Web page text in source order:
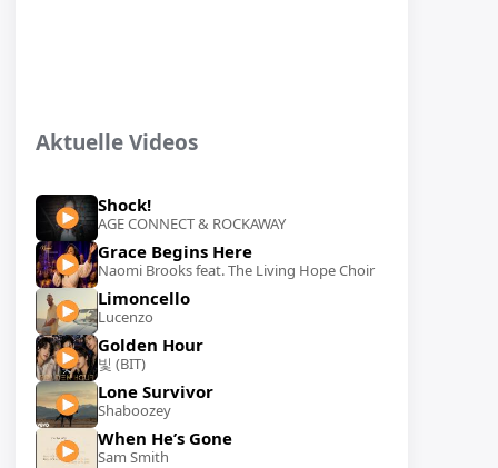
Aktuelle Videos
Shock!
AGE CONNECT & ROCKAWAY
Grace Begins Here
Naomi Brooks feat. The Living Hope Choir
Limoncello
Lucenzo
Golden Hour
빛 (BIT)
Lone Survivor
Shaboozey
When He’s Gone
Sam Smith